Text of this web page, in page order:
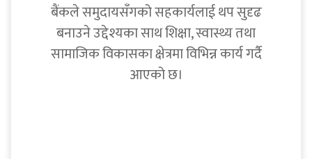
बैंकले समुदायसँगको सहकार्यलाई थप सुदृढ
बनाउने उद्देश्यका साथ शिक्षा, स्वास्थ्य तथा
सामाजिक विकासका क्षेत्रमा विभिन्न कार्य गर्दै
आएको छ।